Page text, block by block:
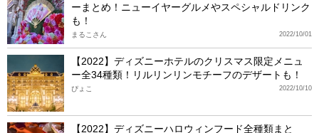
ーまとめ！ニューイヤーグルメやスペシャルドリンク
も！
2022/10/01
まるこさん
【2022】ディズニーホテルのクリスマス限定メニュ
ー全34種類！リルリンリンモチーフのデザートも！
2022/10/10
ぴょこ
【2022】ディズニーハロウィンフード全種類まと